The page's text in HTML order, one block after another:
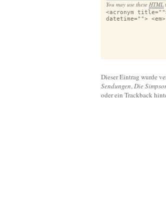
You may use these HTML
<acronym
datetime="">
Dieser Eintrag wurde
Sendungen,Die
oder ein Trackback